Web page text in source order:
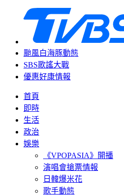
颱風白海豚動態
SBS歌謠大戰
優惠好康情報
首頁
即時
生活
政治
娛樂
《VPOPASIA》開播
演唱會搶票情報
日韓爆米花
歌手動態